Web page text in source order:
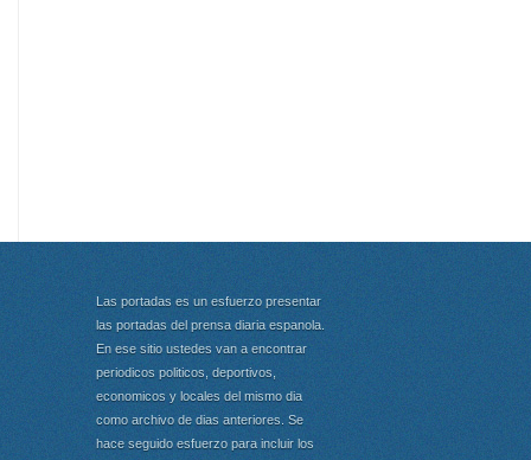
Las portadas es un esfuerzo presentar
las portadas del prensa diaria espanola.
En ese sitio ustedes van a encontrar
periodicos politicos, deportivos,
economicos y locales del mismo dia
como archivo de dias anteriores. Se
hace seguido esfuerzo para incluir los